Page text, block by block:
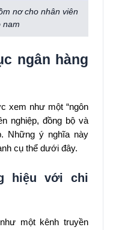
nơ cho nhân viên
nam
ngân hàng
xem như một “ngôn
nghiệp, đồng bộ và
Những ý nghĩa này
cụ thể dưới đây.
hiệu với chi
một kênh truyền